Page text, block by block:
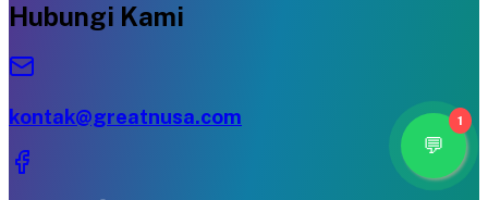
Hubungi Kami
kontak@greatnusa.com 1